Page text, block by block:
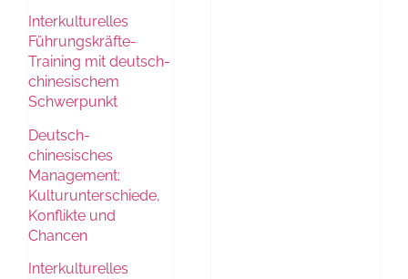
Interkulturelles
Führungskräfte-
Training mit deutsch-
chinesischem
Schwerpunkt
Deutsch-
chinesisches
Management:
Kulturunterschiede,
Konflikte und
Chancen
Interkulturelles